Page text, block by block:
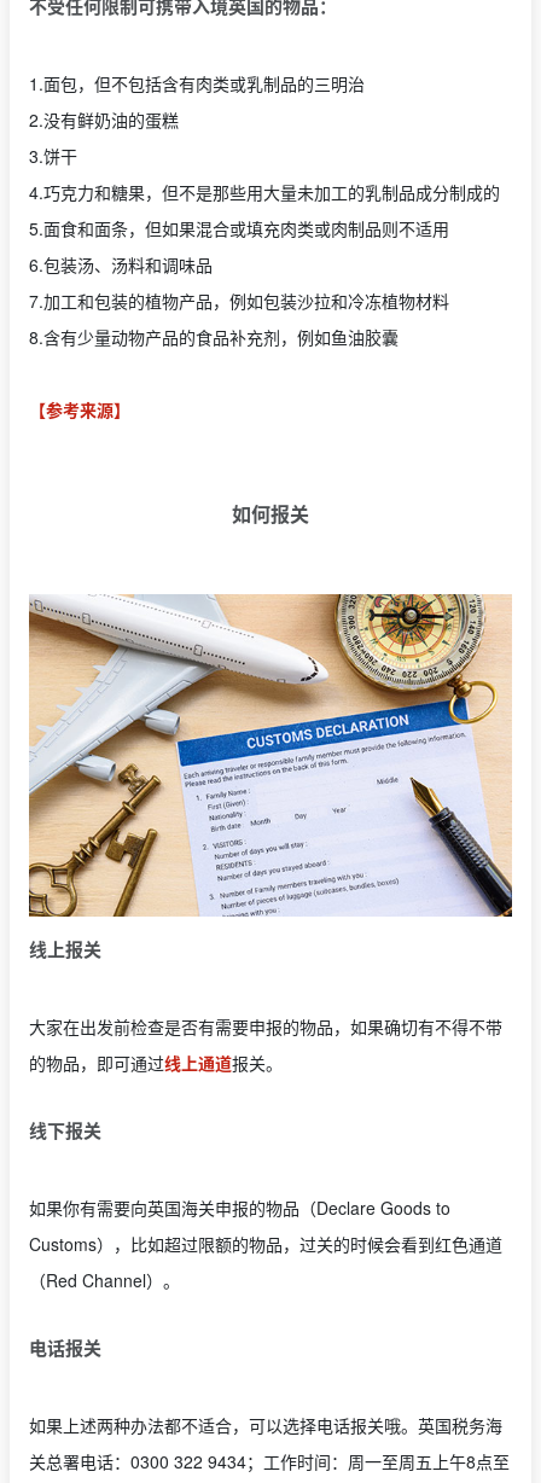
不受任何限制可携带入境英国的物品：
1.面包，但不包括含有肉类或乳制品的三明治
2.没有鲜奶油的蛋糕
3.饼干
4.巧克力和糖果，但不是那些用大量未加工的乳制品成分制成的
5.面食和面条，但如果混合或填充肉类或肉制品则不适用
6.包装汤、汤料和调味品
7.加工和包装的植物产品，例如包装沙拉和冷冻植物材料
8.含有少量动物产品的食品补充剂，例如鱼油胶囊
【参考来源】
如何报关
线上报关
大家在出发前检查是否有需要申报的物品，如果确切有不得不带
的物品，即可通过线上通道报关。
线下报关
如果你有需要向英国海关申报的物品（Declare Goods to
Customs），比如超过限额的物品，过关的时候会看到红色通道
（Red Channel）。
电话报关
如果上述两种办法都不适合，可以选择电话报关哦。英国税务海
关总署电话：0300 322 9434；工作时间：周一至周五上午8点至